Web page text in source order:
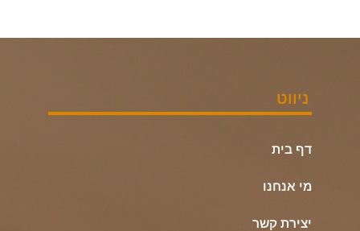
ניווט
דף בית
מי אנחנו
יצירת קשר